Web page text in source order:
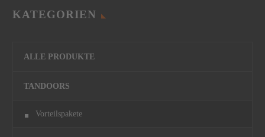
KATEGORIEN
ALLE PRODUKTE
TANDOORS
Vorteilspakete